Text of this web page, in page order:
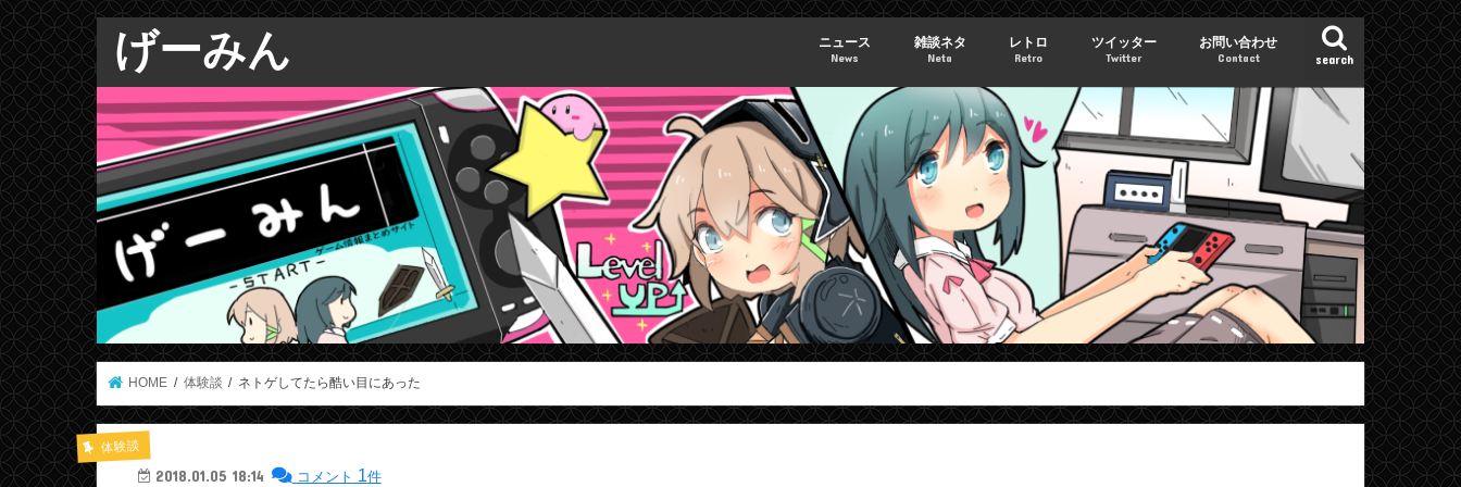
げーみん search
ニュース
News
雑談ネタ
Neta
レトロ
Retro
ツイッター
Twitter
お問い合わせ
Contact
HOME 体験談 ネトゲしてたら酷い目にあった
体験談
2018.01.05 18:14 コメント 1件